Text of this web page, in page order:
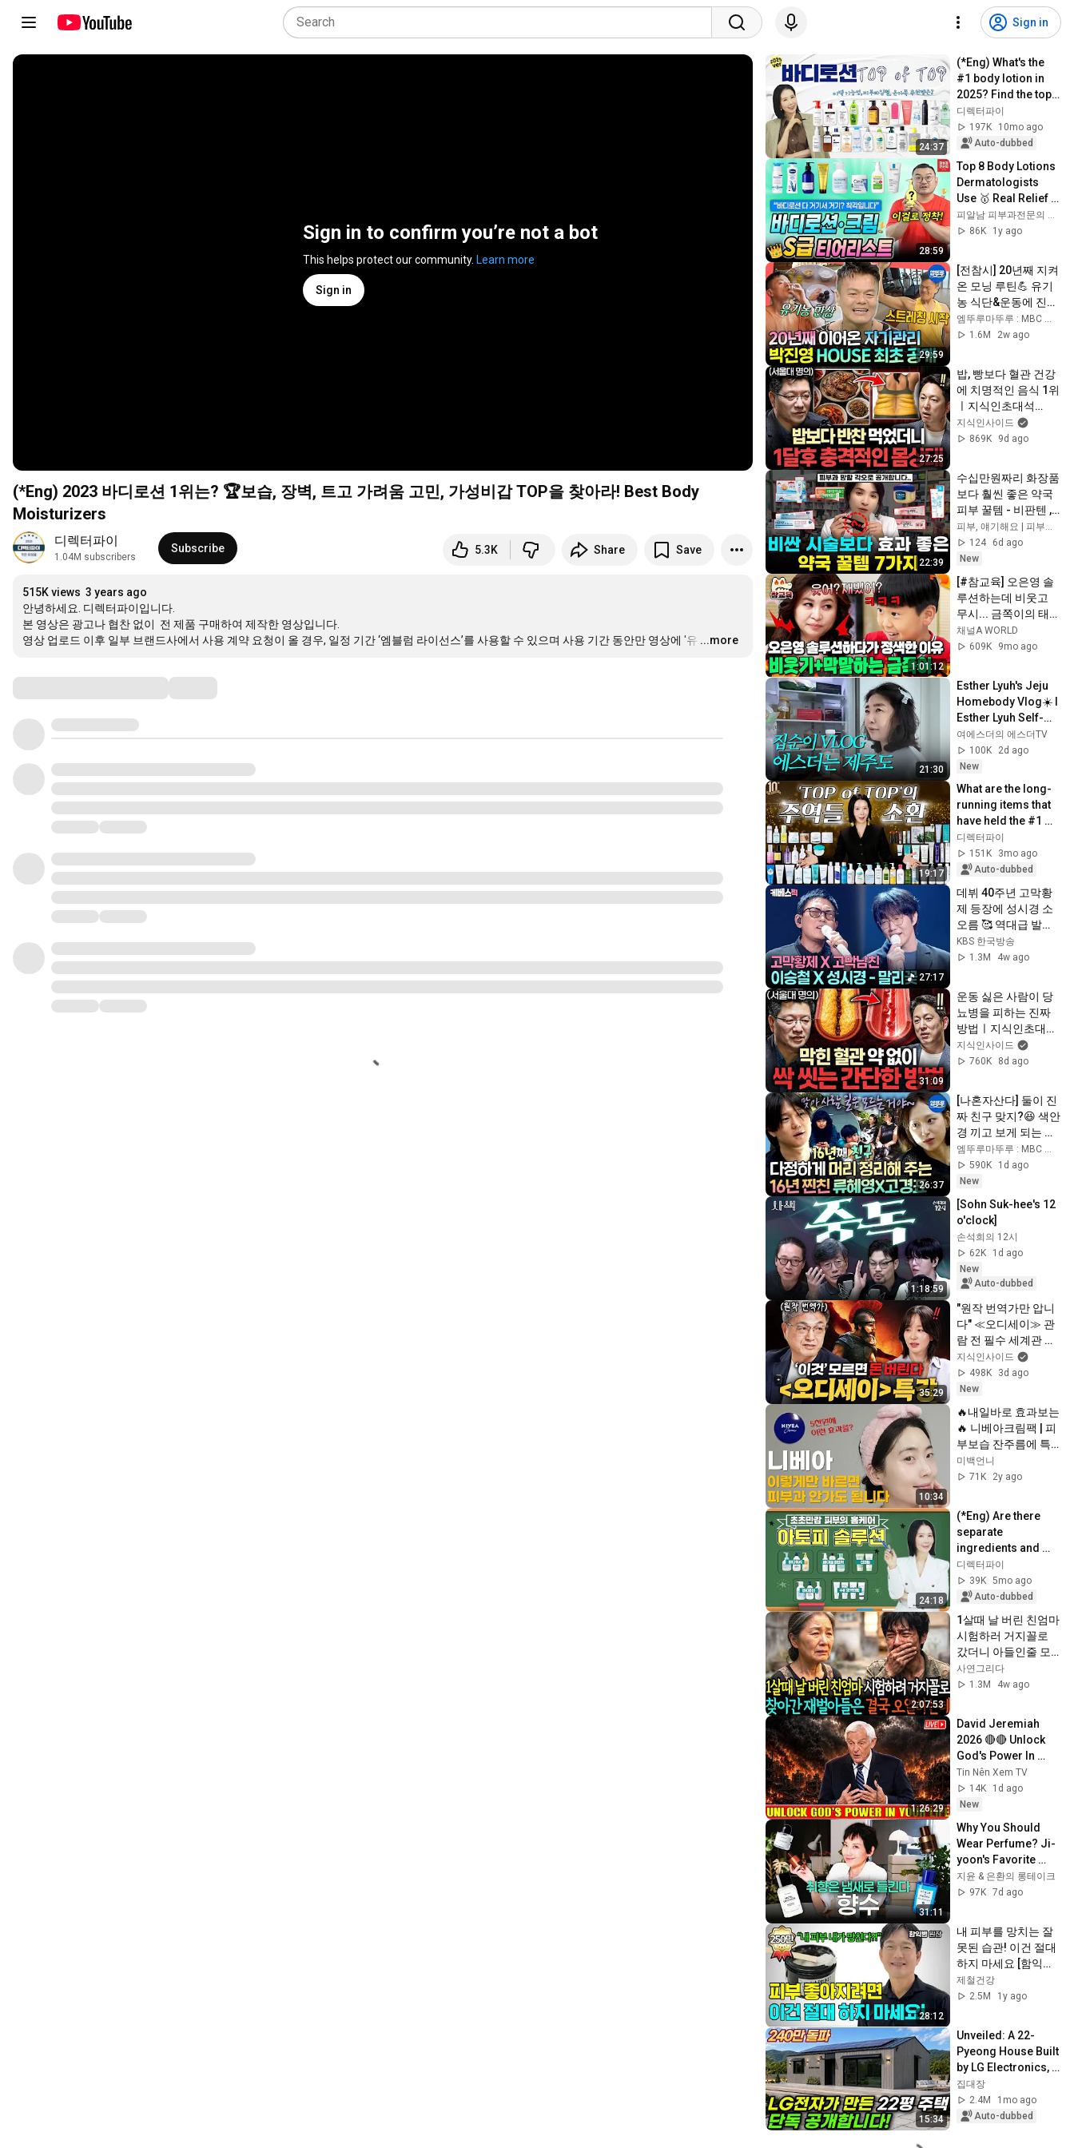
Sign in
Sign in to confirm you’re not a bot
This helps protect our community. Learn more
Sign in
(*Eng) 2023 바디로션 1위는? 🏆보습, 장벽, 트고 가려움 고민, 가성비갑 TOP을 찾아라! Best Body
Moisturizers
디렉터파이
1.04M subscribers
Subscribe 5.3K Share Save
515K views 3 years ago
안녕하세요. 디렉터파이입니다.
본 영상은 광고나 협찬 없이  전 제품 구매하여 제작한 영상입니다.
영상 업로드 이후 일부 브랜드사에서 사용 계약 요청이 올 경우, 일정 기간 ‘엠블럼 라이선스’를 사용할 수 있으며 사용 기간 동안만 영상에 '유 …
...more
24:37
(*Eng) What's the
#1 body lotion in
2025? Find the top
hydrating, barrier,
whitening, acne,
and k...
디렉터파이
197K
10mo ago
Auto-dubbed
28:59
Top 8 Body Lotions
Dermatologists
Use 🥇 Real Relief
for Dry, Itchy,
Sensitive Skin by
피알남 피부과전문의 김홍석
86K
1y ago
29:59
[전참시] 20년째 지켜
온 모닝 루틴💪 유기
농 식단&운동에 진심
인 자기관리 끝판왕
박진영 | #JYP #박진
엠뚜루마뚜루 : MBC 공식 종합 채널
1.6M
2w ago
27:25
밥, 빵보다 혈관 건강
에 치명적인 음식 1위
ㅣ지식인초대석
EP.155 (이승훈 교수
1부)
지식인사이드
869K
9d ago
22:39
수십만원짜리 화장품
보다 훨씬 좋은 약국
피부 꿀템 - 비판텐 ,
바셀린 , 미보 , 아쥴렌
, 덱스판테놀 , 유리아
, 여드름약 , 스테로이
드연고 , 화상연고
124
6d ago
New
1:01:12
[#참교육] 오은영 솔
루션하는데 비웃고
무시... 금쪽이의 태도
에 결국 정색한 오은
영 | #금쪽같은내새
채널A WORLD
609K
9mo ago
21:30
Esther Lyuh's Jeju
Homebody Vlog☀️ l
Esther Lyuh Self-
Makeup, Fridge &
Closet Clean-out
여에스더의 에스더TV
100K
2d ago
New
19:17
What are the long-
running items that
have held the #1
spot for years?
We've summoned
52 bestselle...
디렉터파이
151K
3mo ago
Auto-dubbed
27:17
데뷔 40주년 고막황
제 등장에 성시경 소
오름 🥰 역대급 발라
드 듀엣 성사 #성시
경의고막남친 ㅣ
KBS 한국방송
1.3M
4w ago
31:09
운동 싫은 사람이 당
뇨병을 피하는 진짜
방법ㅣ지식인초대석
EP.156 (이승훈 교수
2부)
지식인사이드
760K
8d ago
26:37
[나혼자산다] 둘이 진
짜 친구 맞지?😆 색안
경 끼고 보게 되는 응
팔 커플 선우❤️보라
의 찐한 우정 | #류혜
영 #고경표
MBC260807방송
엠뚜루마뚜루 : MBC 공식 종합 채널
590K
1d ago
New
1:18:59
[Sohn Suk-hee's 12
o'clock]
손석희의 12시
62K
1d ago
New
Auto-dubbed
35:29
"원작 번역가만 압니
다" ≪오디세이≫ 관
람 전 필수 세계관 총
정리ㅣ지식인 클래스
EP.13 (김헌 교수)
지식인사이드
498K
3d ago
New
10:34
🔥내일바로 효과보는
🔥 니베아크림팩 | 피
부보습 잔주름에 특
히 좋아요
미백언니
71K
2y ago
24:18
(*Eng) Are there
separate
ingredients and
skincare products
for contact
dermatitis and
디렉터파이
39K 5mo ago
Auto-dubbed
2:07:53
1살때 날 버린 친엄마
시험하러 거지꼴로
갔더니 아들인줄 모
르고 절뚝거리며 한
말이.. ㅣ노후사연ㅣ
사연그리다
1.3M
4w ago
1:26:29
David Jeremiah
2026 🔴🔴 Unlock
God's Power In
Your Life 🔴🔴 David
Jeremiah Sermons
2026
Tin Nên Xem TV
14K
1d ago
New
31:11
Why You Should
Wear Perfume? Ji-
yoon's Favorite
Perfumes
Revealed!
지윤 & 은환의 롱테이크
97K 7d ago
28:12
내 피부를 망치는 잘
못된 습관! 이건 절대
하지 마세요 [함익병
원장]
제철건강
2.5M
1y ago
15:34
Unveiled: A 22-
Pyeong House Built
by LG Electronics,
Even Equipped with
Solar Panels! What
Happen...
집대장
2.4M
1mo ago
Auto-dubbed